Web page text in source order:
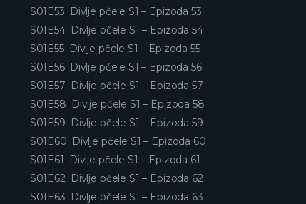
S01E53 Divlje pčele S1 – Epizoda 53
S01E54 Divlje pčele S1 – Epizoda 54
S01E55 Divlje pčele S1 – Epizoda 55
S01E56 Divlje pčele S1 – Epizoda 56
S01E57 Divlje pčele S1 – Epizoda 57
S01E58 Divlje pčele S1 – Epizoda 58
S01E59 Divlje pčele S1 – Epizoda 59
S01E60 Divlje pčele S1 – Epizoda 60
S01E61
Divlje pčele S1 – Epizoda 61
S01E62 Divlje pčele S1 – Epizoda 62
S01E63 Divlje pčele S1 – Epizoda 63